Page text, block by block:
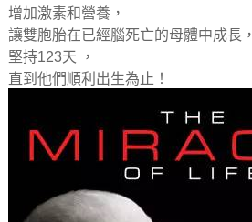
增加激素和營養，
讓雙胞胎在已經腦死亡的母體中成長，
堅持123天 ，
直到他們順利出生為止！